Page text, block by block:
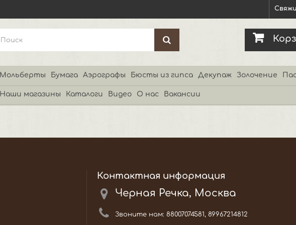
Мольберты Бумага Аэрографы Бюсты из гипса Декупаж Золочение
Наши магазины Каталоги Видео О нас Вакансии
Контактная информация
Черная Речка, Москва
Звоните нам: 88007074581, 89967214812